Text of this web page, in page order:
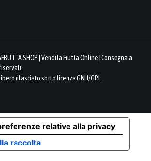
SHOP | Vendita Frutta Online | Consegna a
rilasciato sottolicenza GNU/GPL.
raccolta
relative alla privacy